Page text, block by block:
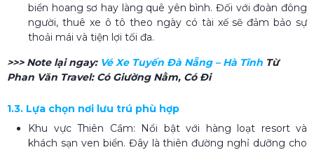
biển hoang sơ hay làng quê yên bình. Đối với đoàn đông
người, thuê xe ô tô theo ngày có tài xế sẽ đảm bảo sự
thoải mái và tiện lợi tối đa.
>>> Note lại ngay: Vé Xe Tuyến Đà Nẵng – Hà Tĩnh Từ
Phan Văn Travel: Có Giường Nằm, Có Đi
1.3. Lựa chọn nơi lưu trú phù hợp
Khu vực Thiên Cầm: Nổi bật với hàng loạt resort và
khách sạn ven biển. Đây là thiên đường nghỉ dưỡng cho